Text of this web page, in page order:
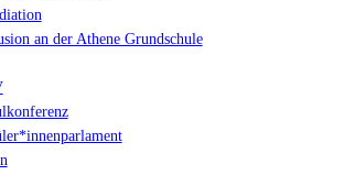
an der Athene Grundschule